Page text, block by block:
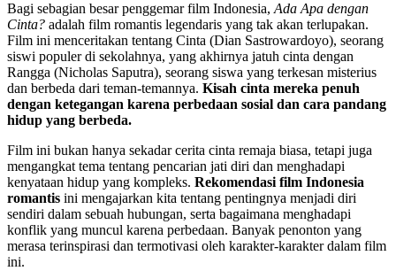
Bagi sebagian besar penggemar film Indonesia, Ada Apa dengan
Cinta? adalah film romantis legendaris yang tak akan terlupakan.
Film ini menceritakan tentang Cinta (Dian Sastrowardoyo), seorang
siswi populer di sekolahnya, yang akhirnya jatuh cinta dengan
Rangga (Nicholas Saputra), seorang siswa yang terkesan misterius
dan berbeda dari teman-temannya. Kisah cinta mereka penuh
dengan ketegangan karena perbedaan sosial dan cara pandang
hidup yang berbeda.
Film ini bukan hanya sekadar cerita cinta remaja biasa, tetapi juga
mengangkat tema tentang pencarian jati diri dan menghadapi
kenyataan hidup yang kompleks. Rekomendasi film Indonesia
romantis ini mengajarkan kita tentang pentingnya menjadi diri
sendiri dalam sebuah hubungan, serta bagaimana menghadapi
konflik yang muncul karena perbedaan. Banyak penonton yang
merasa terinspirasi dan termotivasi oleh karakter-karakter dalam film
ini.